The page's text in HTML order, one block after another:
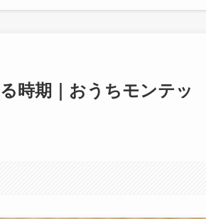
時期｜おうちモンテッ